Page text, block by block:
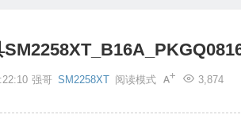
强哥 SM2258XT 3,874
阅读模式